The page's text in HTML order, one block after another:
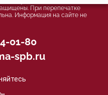
При перепечатке
Информация на сайте не
01-80
spb.ru